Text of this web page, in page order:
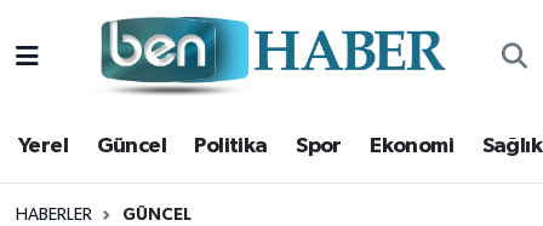
Yerel Güncel Politika Spor Ekonomi Sağlık
HABERLER GÜNCEL
Yerel
Güncel
Politika
Hava Durumu
Trafik Durumu
Süper Lig Puan Durumu ve Fikstür